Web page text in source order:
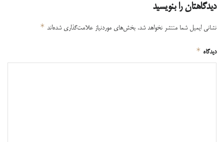
دیدگاهتان را بنویسید
نشانی ایمیل شما منتشر نخواهد شد. بخش‌های موردنیاز علامت‌گذاری شده‌اند *
دیدگاه *